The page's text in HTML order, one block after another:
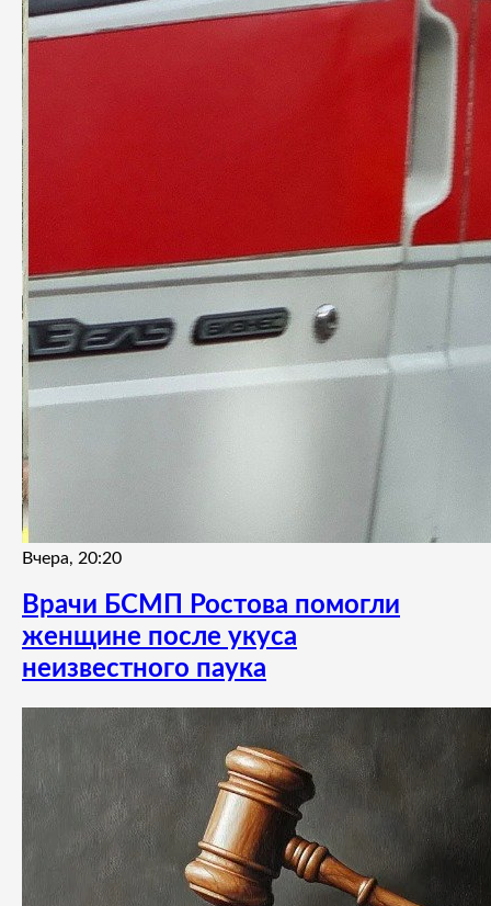
Вчера, 20:20
Врачи БСМП Ростова помогли
женщине после укуса
неизвестного паука